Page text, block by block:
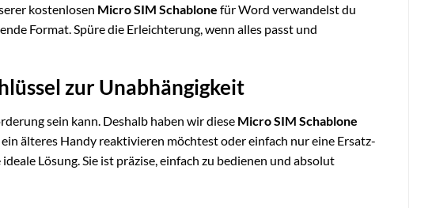
kostenlosen Micro SIM Schablone für Word verwandelst du
Format. Spüre die Erleichterung, wenn alles passt und
zur Unabhängigkeit
sein kann. Deshalb haben wir diese Micro SIM Schablone
älteres Handy reaktivieren möchtest oder einfach nur eine Ersatz-
Lösung. Sie ist präzise, einfach zu bedienen und absolut